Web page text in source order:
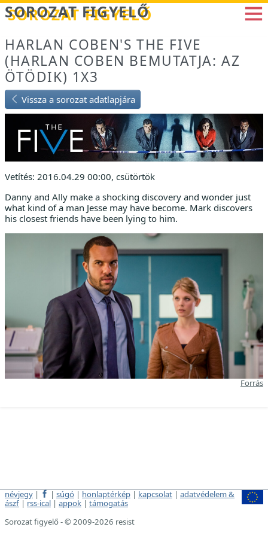
Betöltés...
SOROZAT FIGYELŐ
HARLAN COBEN'S THE FIVE
(HARLAN COBEN BEMUTATJA: AZ
ÖTÖDIK) 1X3
Vissza a sorozat adatlapjára
Vetítés: 2016.04.29 00:00, csütörtök
Danny and Ally make a shocking discovery and wonder just
what kind of a man Jesse may have become. Mark discovers
his closest friends have been lying to him.
Forrás
névjegy | | súgó | honlaptérkép | kapcsolat | adatvédelem &
ászf | rss-ical | appok | támogatás
Sorozat figyelő - © 2009-2026 resist